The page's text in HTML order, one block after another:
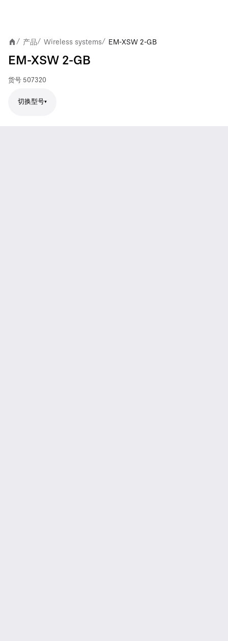
/ 产品/ Wireless systems/ EM-XSW 2-GB
EM-XSW 2-GB
货号 507320
切换型号